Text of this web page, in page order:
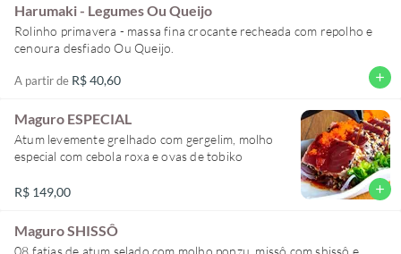
Harumaki - Legumes Ou Queijo
Rolinho primavera - massa fina crocante recheada com repolho e
cenoura desfiado Ou Queijo.
A partir de R$ 40,60 add
Maguro ESPECIAL
Atum levemente grelhado com gergelim, molho
especial com cebola roxa e ovas de tobiko
R$ 149,00 add
Maguro SHISSÔ
08 fatias de atum selado com molho ponzu, missô com shissô e